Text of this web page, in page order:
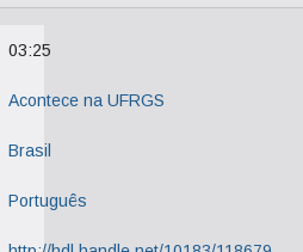
03:25
Acontece na UFRGS
Brasil
Português